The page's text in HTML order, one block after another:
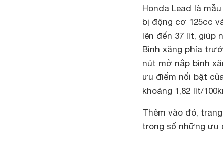
Honda Lead là
bị động cơ 125cc
lên đến 37 lít,
Bình xăng phía
nút mở nắp bình
ưu điểm nổi bật
khoảng 1,82 lít/
Thêm vào đó,
trong số những ưu